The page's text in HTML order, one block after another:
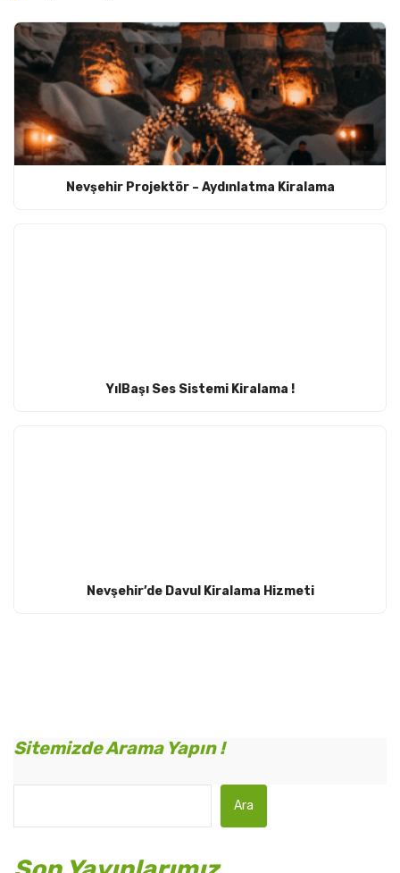
Nevşehir Projektör – Aydınlatma Kiralama
YılBaşı Ses Sistemi Kiralama !
Nevşehir’de Davul Kiralama Hizmeti
Sitemizde Arama Yapın !
Ara